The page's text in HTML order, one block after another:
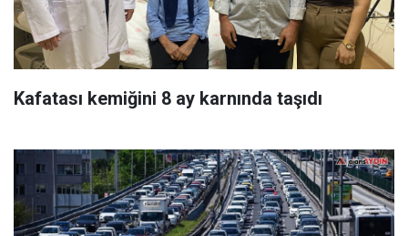
Kafatası kemiğini 8 ay karnında taşıdı